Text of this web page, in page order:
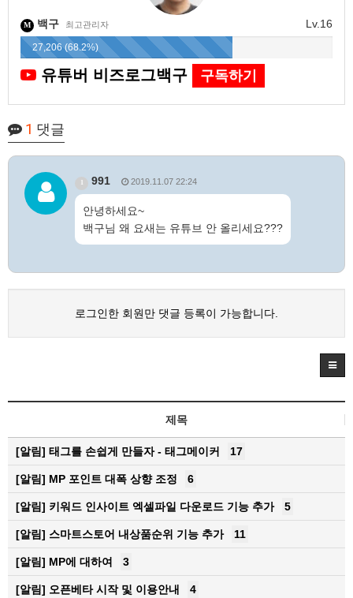
Lv.16
M 백구 최고관리자
27,206 (68.2%)
유튜버 비즈로그백구 구독하기
1 댓글
991 2019.11.07 22:24
안녕하세요~
백구님 왜 요새는 유튜브 안 올리세요???
로그인한 회원만 댓글 등록이 가능합니다.
제목
[알림] 태그를 손쉽게 만들자 - 태그메이커 17
[알림] MP 포인트 대폭 상향 조정 6
[알림] 키워드 인사이트 엑셀파일 다운로드 기능 추가 5
[알림] 스마트스토어 내상품순위 기능 추가 11
[알림] MP에 대하여 3
[알림] 오픈베타 시작 및 이용안내 4